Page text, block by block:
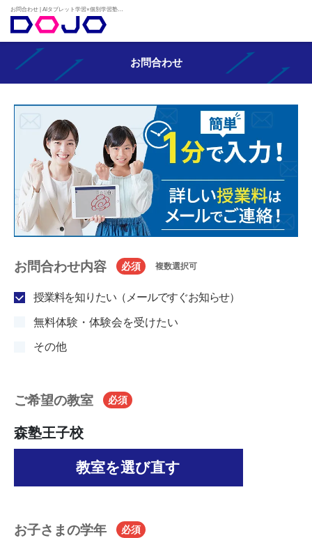
お問合わせ
お問合わせ内容 必須 複数選択可
授業料を知りたい（メールですぐお知らせ）
無料体験・体験会を受けたい
その他
ご希望の教室 必須
森塾王子校
教室を選び直す
お子さまの学年 必須